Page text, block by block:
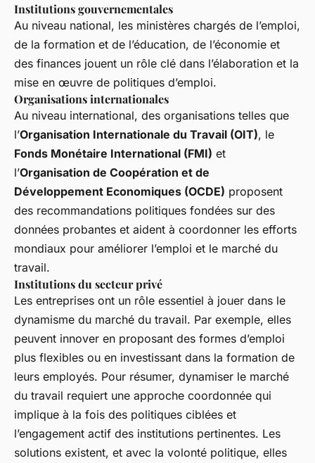
Institutions gouvernementales
Au niveau national, les ministères chargés de l’emploi,
de la formation et de l’éducation, de l’économie et
des finances jouent un rôle clé dans l’élaboration et la
mise en œuvre de politiques d’emploi.
Organisations internationales
Au niveau international, des organisations telles que
l’Organisation Internationale du Travail (OIT), le
Fonds Monétaire International (FMI) et
l’Organisation de Coopération et de
Développement Economiques (OCDE) proposent
des recommandations politiques fondées sur des
données probantes et aident à coordonner les efforts
mondiaux pour améliorer l’emploi et le marché du
travail.
Institutions du secteur privé
Les entreprises ont un rôle essentiel à jouer dans le
dynamisme du marché du travail. Par exemple, elles
peuvent innover en proposant des formes d’emploi
plus flexibles ou en investissant dans la formation de
leurs employés. Pour résumer, dynamiser le marché
du travail requiert une approche coordonnée qui
implique à la fois des politiques ciblées et
l’engagement actif des institutions pertinentes. Les
solutions existent, et avec la volonté politique, elles